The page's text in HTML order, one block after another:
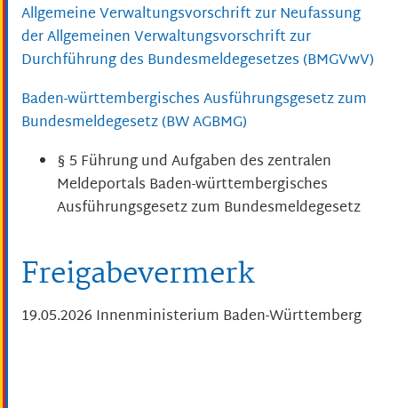
Allgemeine Verwaltungsvorschrift zur Neufassung
der Allgemeinen Verwaltungsvorschrift zur
Durchführung des Bundesmeldegesetzes (BMGVwV)
Baden-württembergisches Ausführungsgesetz zum
Bundesmeldegesetz(BW AGBMG)
§ 5 Führung und Aufgaben des zentralen
Meldeportals Baden-württembergisches
Ausführungsgesetz zum Bundesmeldegesetz
Freigabevermerk
19.05.2026 Innenministerium Baden-Württemberg